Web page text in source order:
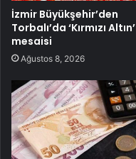
İzmir Büyükşehir’den
Torbalı’da ‘Kırmızı Altın’
mesaisi
Ağustos 8, 2026